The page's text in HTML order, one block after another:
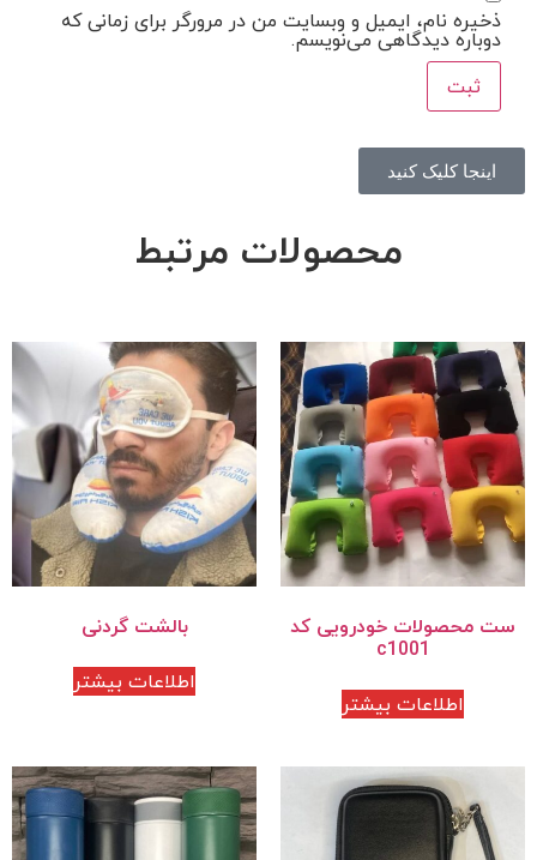
ذخیره نام، ایمیل و وبسایت من در مرورگر برای زمانی که
دوباره دیدگاهی می‌نویسم.
اینجا کلیک کنید
محصولات مرتبط
ست محصولات خودرویی کد
c1001
اطلاعات بیشتر
بالشت گردنی
اطلاعات بیشتر